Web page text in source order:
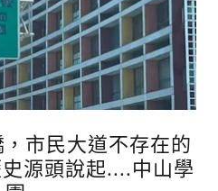
市民大道不存在的
源頭說起....中山學